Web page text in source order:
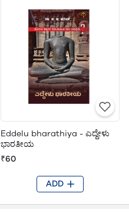
Eddelu bharathiya - ಎದ್ದೇಳು
ಭಾರತೀಯ
₹60
ADD